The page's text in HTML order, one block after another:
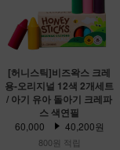
[허니스틱]비즈왁스 크레
용-오리지널 12색 2개세트
/ 아기 유아 돌아기 크레파
스 색연필
60,000 40,200원
800원 적립